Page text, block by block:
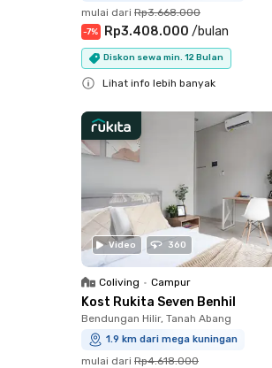
mulai dari Rp3.668.000
-7% Rp3.408.000 /bulan
Diskon sewa min. 12 Bulan
Lihat info lebih banyak
Video 360
Coliving • Campur
Kost Rukita Seven Benhil
Bendungan Hilir, Tanah Abang
1.9 km dari mega kuningan
mulai dari Rp4.618.000